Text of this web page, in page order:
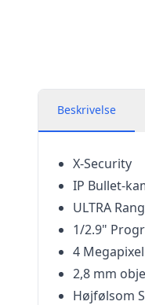
Beskrivelse
X-Security
IP Bullet-
ULTRA
1/2.9"
4
2,8 mm
Højfølsom